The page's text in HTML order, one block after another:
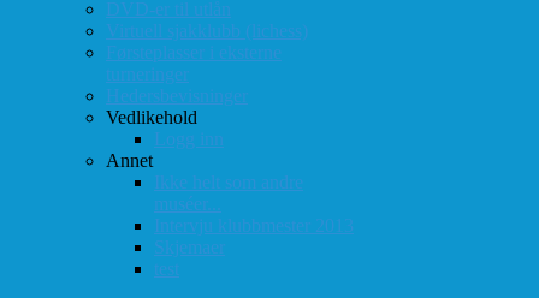
DVD-er til utlån
Virtuell sjakklubb (lichess)
Førsteplasser i eksterne
turneringer
Hedersbevisninger
Vedlikehold
Logg inn
Annet
Ikke helt som andre
muséer...
Intervju klubbmester 2013
Skjemaer
test